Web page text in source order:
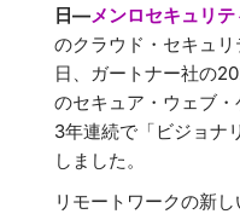
日—メンロセキュリテ
のクラウド・セキュ
日、ガートナー社の
のセキュア・ウェブ
3年連続で「ビジョナ
しました。
リモートワークの新